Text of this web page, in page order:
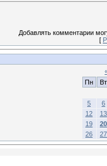
Добавлять комментарии
[
Пн
Вт
5
6
12
13
19
20
26
27